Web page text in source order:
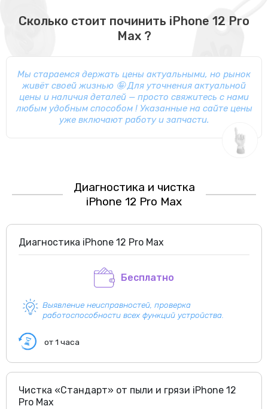
Сколько стоит починить iPhone 12 Pro
Max ?
Мы стараемся держать цены актуальными, но рынок
живёт своей жизнью 🤪Для уточнения актуальной
цены и наличия деталей — просто свяжитесь с нами
любым удобным способом !Указанные на сайте цены
уже включают работу и запчасти.
Диагностика и чистка
iPhone 12 Pro Max
Диагностика iPhone 12 Pro Max
Бесплатно
Выявление неисправностей, проверка
работоспособности всех функций устройства.
от 1 часа
Чистка «Стандарт» от пыли и грязи iPhone 12
Pro Max